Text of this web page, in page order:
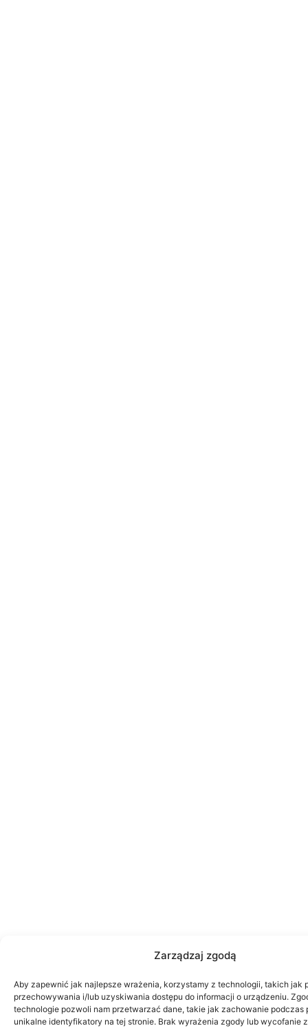
Zarządzaj zgodą
Aby zapewnić jak najlepsze wrażenia, korzystamy z technologii, takich jak
przechowywania i/lub uzyskiwania dostępu do informacji o urządzeniu.
technologie pozwoli nam przetwarzać dane, takie jak zachowanie podczas
unikalne identyfikatory na tej stronie. Brak wyrażenia zgody lub wycofanie